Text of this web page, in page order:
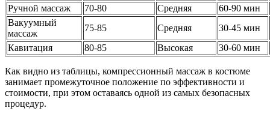
Ручной массаж
70-80 Средняя
60-90 мин
Вакуумный
массаж
75-85 Средняя
30-45 мин
Кавитация
80-85 Высокая 30-60 мин
Как видно из таблицы, компрессионный массаж в костюме
занимает промежуточное положение по эффективности и
стоимости, при этом оставаясь одной из самых безопасных
процедур.